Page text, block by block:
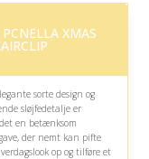
PCNELLA XMAS
sorte design og
sløjfedetalje er
en betænksom
der nemt kan pifte
op og tilføre et